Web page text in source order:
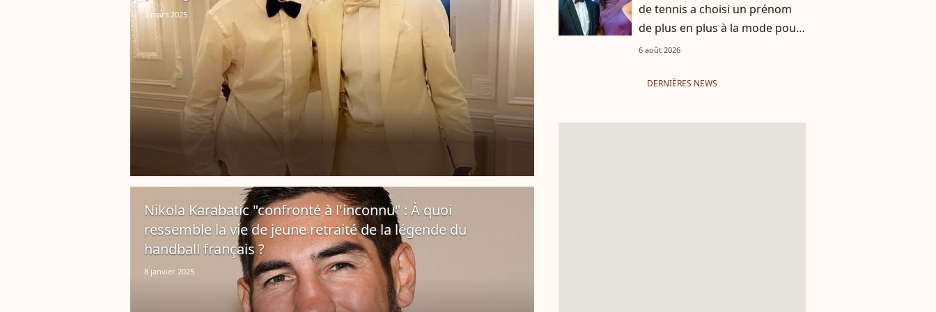
5 mars 2025
Nikola Karabatic "confronté à l'inconnu" : À quoi
ressemble la vie de jeune retraité de la légende du
handball français ?
8 janvier 2025
de tennis a choisi un prénom
de plus en plus à la mode pour
son fils
6 août 2026
DERNIÈRES NEWS